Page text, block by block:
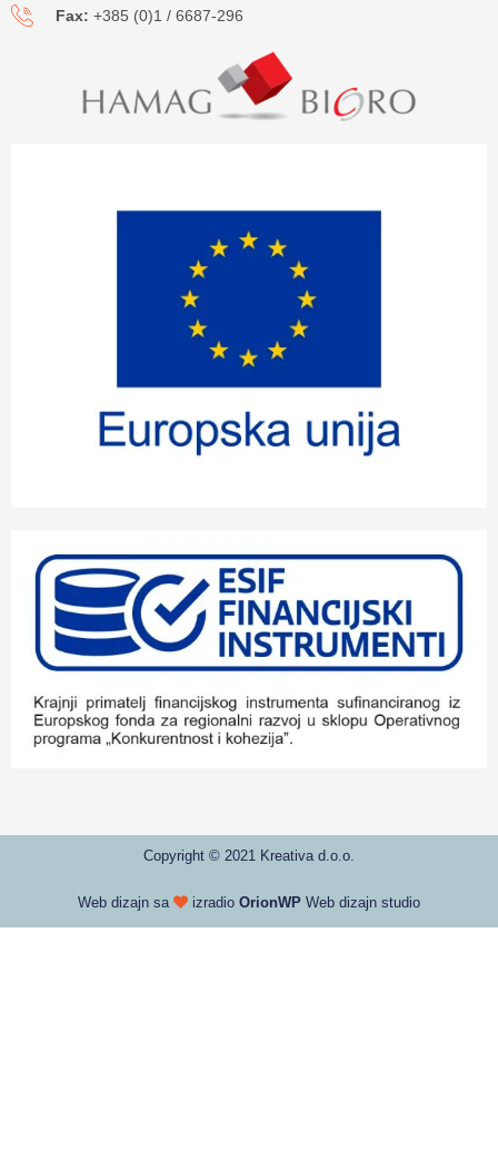
Fax: +385 (0)1 / 6687-296
Copyright © 2021 Kreativa d.o.o.
Web dizajn sa izradio OrionWP Web dizajn studio